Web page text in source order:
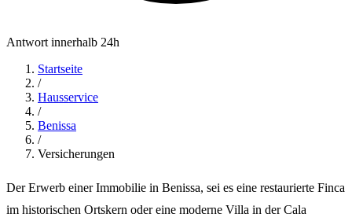
Antwort innerhalb 24h
Startseite
/
Hausservice
/
Benissa
/
Versicherungen
Der Erwerb einer Immobilie in Benissa, sei es eine restaurierte Finca
im historischen Ortskern oder eine moderne Villa in der Cala